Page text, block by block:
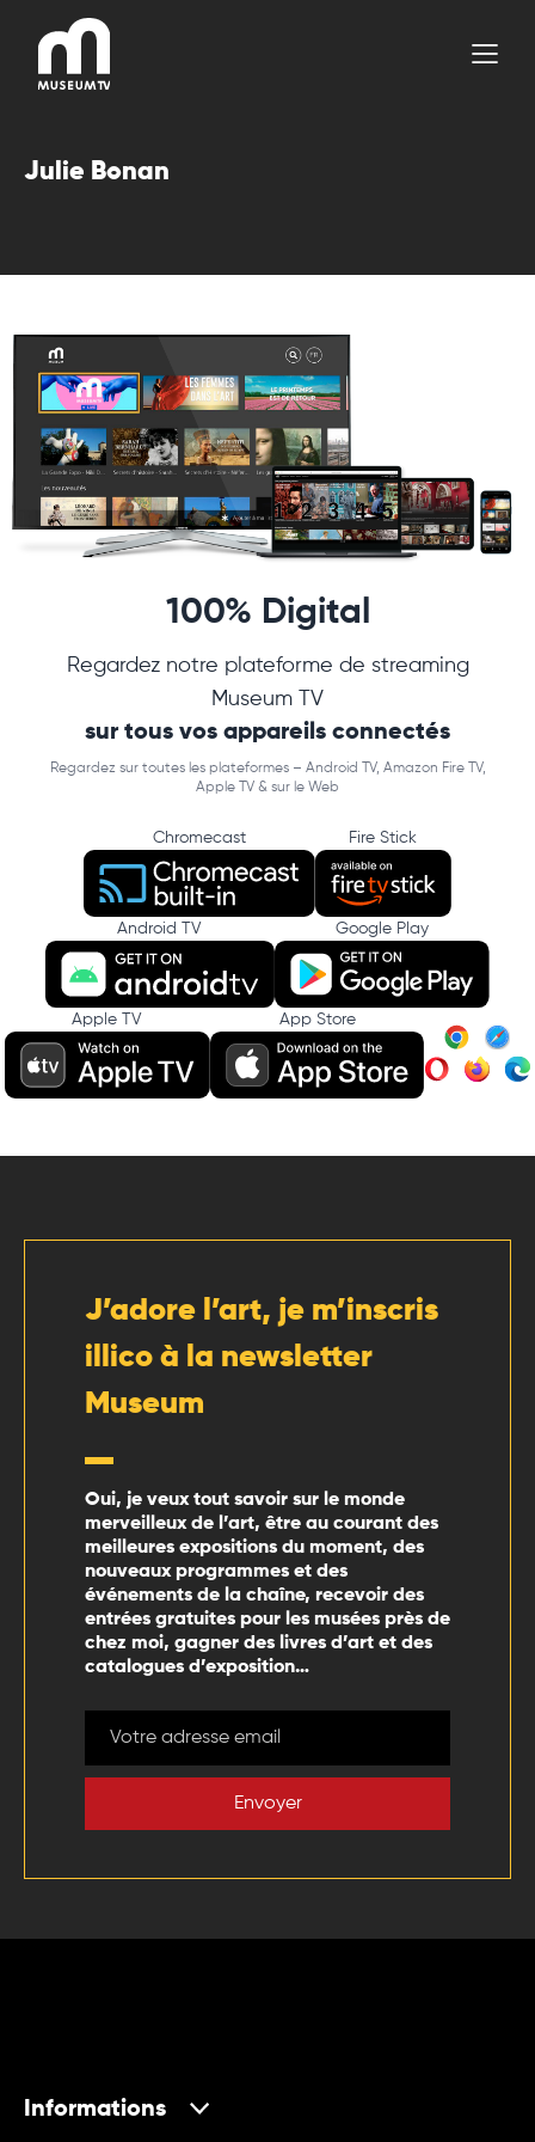
contenu
Julie Bonan
100% Digital
Regardez notre plateforme de streaming
Museum TV
sur tous vos appareils connectés
Regardez sur toutes les plateformes – Android TV, Amazon Fire TV,
Apple TV & sur le Web
Chromecast Fire Stick
Android TV Google Play
Apple TV App Store
J’adore l’art, je m’inscris
illico à la newsletter
Museum
Oui, je veux tout savoir sur le monde
merveilleux de l’art, être au courant des
meilleures expositions du moment, des
nouveaux programmes et des
événements de la chaîne, recevoir des
entrées gratuites pour les musées près de
chez moi, gagner des livres d’art et des
catalogues d’exposition…
Envoyer
Informations